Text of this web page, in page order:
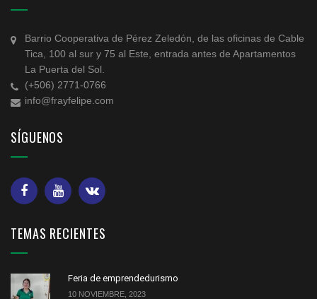
Barrio Cooperativa de Pérez Zeledón, de las oficinas de Cable
Tica, 100 al sur y 75 al Este, entrada antes de Apartamentos
La Puerta del Sol.
(+506) 2771-0766
info@frayfelipe.com
SÍGUENOS
TEMAS RECIENTES
Feria de emprendedurismo
10 NOVIEMBRE, 2023